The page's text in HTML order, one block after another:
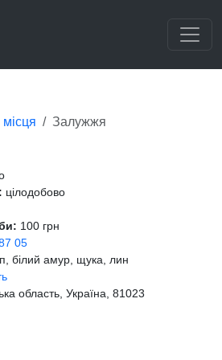
Залужжя
цілодобово
100 грн
05
білий амур, щука, лин
область, Україна, 81023